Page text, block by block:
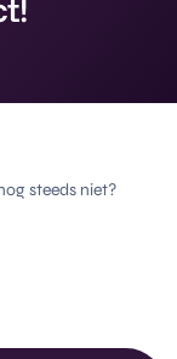
steeds niet?